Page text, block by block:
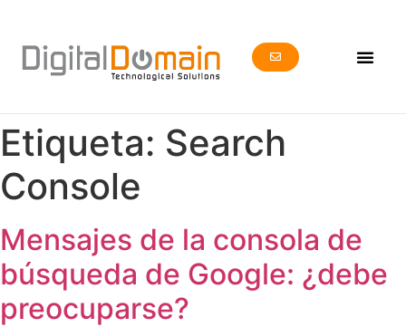
Etiqueta: Search
Console
Mensajes de la consola de
búsqueda de Google: ¿debe
preocuparse?